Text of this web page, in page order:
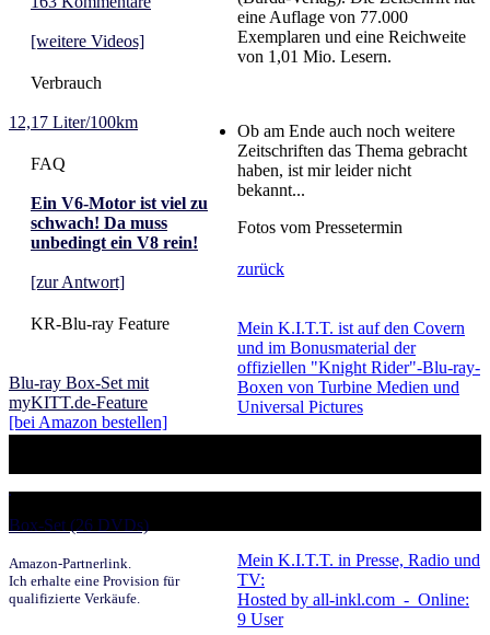
[weitere Videos]
Verbrauch
12,17 Liter/100km
FAQ
Ein V6-Motor ist viel zu
schwach! Da muss
unbedingt ein V8 rein!
[zur Antwort]
KR-Blu-ray Feature
Blu-ray Box-Set mit
myKITT.de-Feature
[bei Amazon bestellen]
Box-Set (26 DVDs)
Amazon-Partnerlink.
Ich erhalte eine Provision für
qualifizierte Verkäufe.
eine Auflage von 77.000
Exemplaren und eine Reichweite
von 1,01 Mio. Lesern.
Ob am Ende auch noch weitere
Zeitschriften das Thema gebracht
haben, ist mir leider nicht
bekannt...
Fotos vom Pressetermin
zurück
Mein K.I.T.T. ist auf den Covern
und im Bonusmaterial der
offiziellen "Knight Rider"-Blu-ray-
Boxen von Turbine Medien und
Universal Pictures
Mein K.I.T.T. in Presse, Radio und
TV:
Hosted by all-inkl.com - Online:
9 User